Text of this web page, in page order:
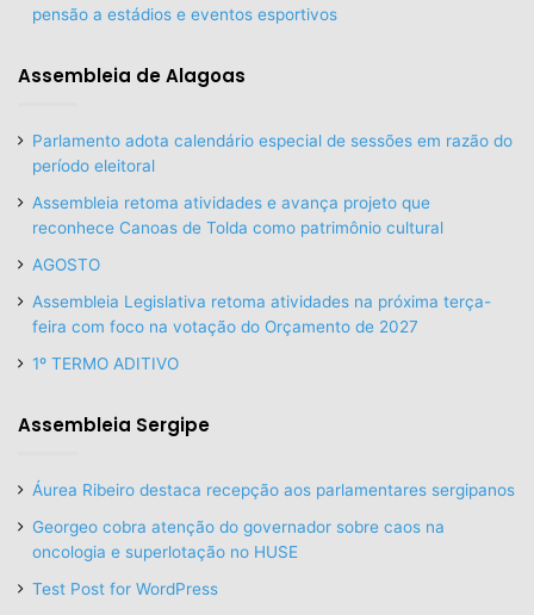
pensão a estádios e eventos esportivos
Assembleia de Alagoas
Parlamento adota calendário especial de sessões em razão do
período eleitoral
Assembleia retoma atividades e avança projeto que
reconhece Canoas de Tolda como patrimônio cultural
AGOSTO
Assembleia Legislativa retoma atividades na próxima terça-
feira com foco na votação do Orçamento de 2027
1º TERMO ADITIVO
Assembleia Sergipe
Áurea Ribeiro destaca recepção aos parlamentares sergipanos
Georgeo cobra atenção do governador sobre caos na
oncologia e superlotação no HUSE
Test Post for WordPress